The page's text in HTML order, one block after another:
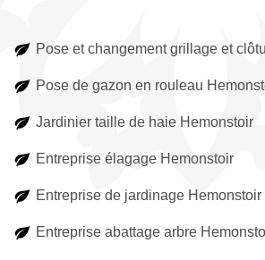
Pose et changement grillage et
Pose de gazon en rouleau
Jardinier taille de haie Hemonstoir
Entreprise élagage Hemonstoir
Entreprise de jardinage Hemonstoir
Entreprise abattage arbre